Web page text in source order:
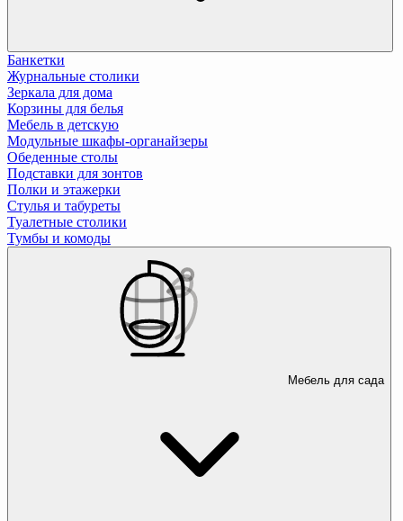
Банкетки
Журнальные столики
Зеркала для дома
Корзины для белья
Мебель в детскую
Модульные шкафы-органайзеры
Обеденные столы
Подставки для зонтов
Полки и этажерки
Стулья и табуреты
Туалетные столики
Тумбы и комоды
Мебель для сада